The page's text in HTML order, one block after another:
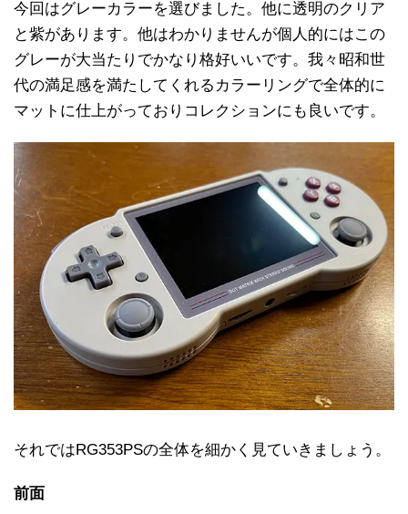
今回はグレーカラーを選びました。他に透明のクリア
と紫があります。他はわかりませんが個人的にはこの
グレーが大当たりでかなり格好いいです。我々昭和世
代の満足感を満たしてくれるカラーリングで全体的に
マットに仕上がっておりコレクションにも良いです。
それではRG353PSの全体を細かく見ていきましょう。
前面